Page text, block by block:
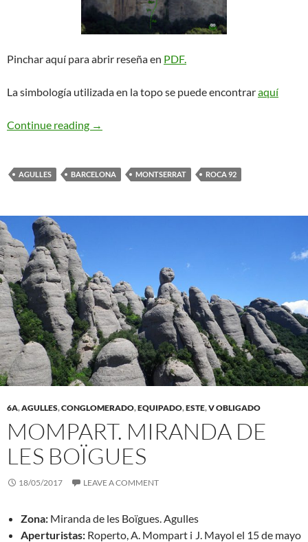
Pinchar aquí para abrir reseña en PDF.
La simbología utilizada en la topo se puede encontraraquí
Continue reading CADE. Roca 92
→
AGULLES BARCELONA MONTSERRAT ROCA 92
6A,AGULLES,CONGLOMERADO,EQUIPADO,ESTE,V OBLIGADO
MOMPART. MIRANDA DE
LES BOÏGUES
18/05/2017 LEAVE A COMMENT
Zona: Miranda de les Boïgues. Agulles
Aperturistas: Roperto, A. Mompart i J. Mayol el 15 de mayo